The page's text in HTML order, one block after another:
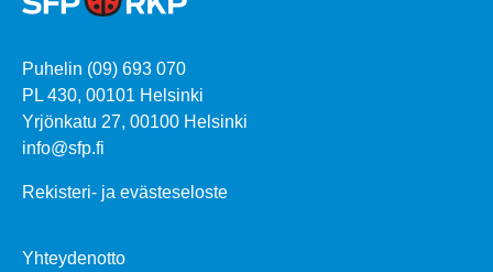
Puhelin (09) 693 070
PL 430, 00101 Helsinki
Yrjönkatu 27, 00100 Helsinki
info@sfp.fi
Rekisteri- ja evästeseloste
Yhteydenotto